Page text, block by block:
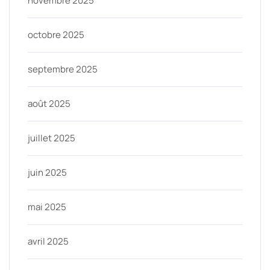
octobre 2025
septembre 2025
août 2025
juillet 2025
juin 2025
mai 2025
avril 2025